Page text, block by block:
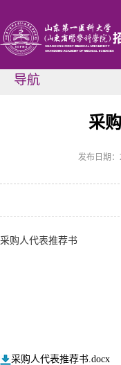
导航
采
发布日期：
采购人代表推荐书
采购人代表推荐书.docx